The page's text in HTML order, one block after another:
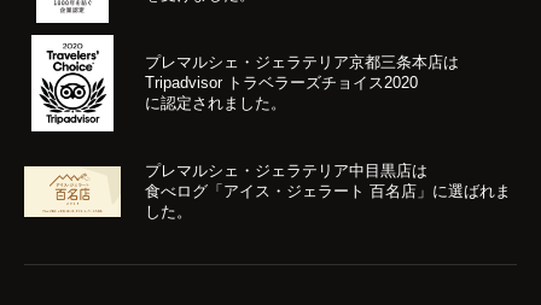
プレマルシェ・ジェラテリア京都三条本店は
Tripadvisor トラベラーズチョイス2020
に認定されました。
プレマルシェ・ジェラテリア中目黒店は
食べログ「アイス・ジェラート 百名店」に選ばれま
した。